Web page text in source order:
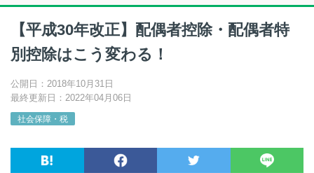
【平成30年改正】配偶者控除・配偶者特
別控除はこう変わる！
公開日：2018年10月31日
最終更新日：2022年04月06日
社会保障・税